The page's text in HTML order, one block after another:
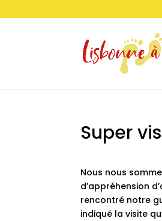
Super
Nous nous
d’appréhension
rencontré notre
indiqué la visite